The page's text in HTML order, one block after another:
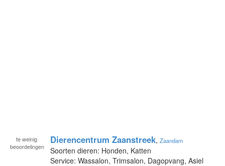
te weinig
beoordelingen
Dierencentrum Zaanstreek, Zaandam
Soorten dieren: Honden, Katten
Service: Wassalon, Trimsalon, Dagopvang, Asiel